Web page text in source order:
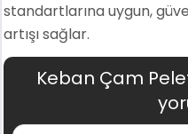
standartlarına uygun,
artışı sağlar.
Keban Çam